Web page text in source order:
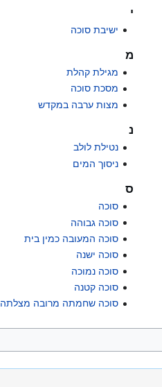
י
ישיבת סוכה
מ
מגילת קהלת
מסכת סוכה
מצות ערבה במקדש
נ
נטילת לולב
ניסוך המים
ס
סוכה
סוכה גבוהה
סוכה המעובה כמין בית
סוכה ישנה
סוכה נמוכה
סוכה קטנה
סוכה שחמתה מרובה מצלתה